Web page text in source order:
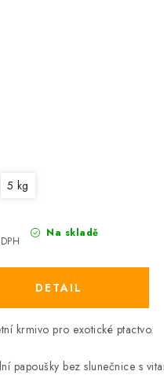
5 kg
Na skladě
krmivo pro exotické ptactvo.
papoušky bez slunečnice s